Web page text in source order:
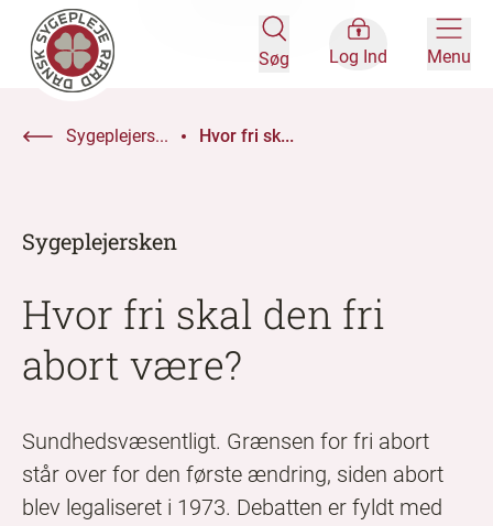
Søg Log Ind Menu
Sygeplejers... Hvor fri sk...
Sygeplejersken
Hvor fri skal den fri
abort være?
Sundhedsvæsentligt. Grænsen for fri abort
står over for den første ændring, siden abort
blev legaliseret i 1973. Debatten er fyldt med